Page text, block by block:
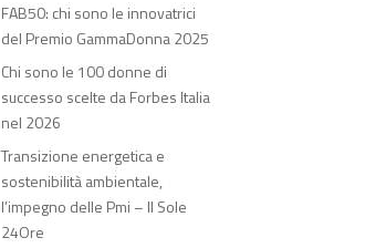
FAB50: chi sono le innovatrici
del Premio GammaDonna 2025
Chi sono le 100 donne di
successo scelte da Forbes Italia
nel 2026
Transizione energetica e
sostenibilità ambientale,
l’impegno delle Pmi – Il Sole
24Ore